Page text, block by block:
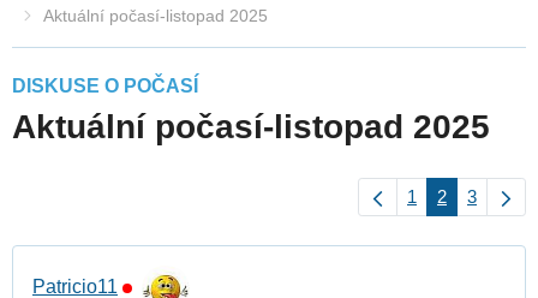
Aktuální počasí-listopad 2025
DISKUSE O POČASÍ
Aktuální počasí-listopad 2025
1 2 3
Patricio11